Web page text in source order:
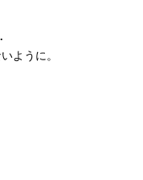
ように。